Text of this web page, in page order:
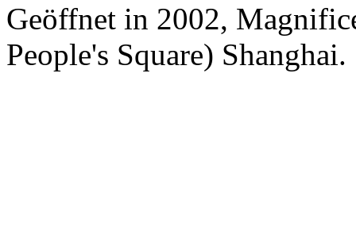
Geöffnet in 2002,
People's Square) Shanghai.